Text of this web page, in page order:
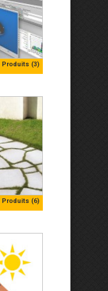
Produits (3)
Produits (6)